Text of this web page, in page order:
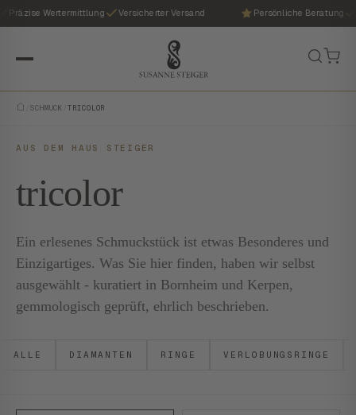
Präzise Wertermittlung Versicherter Versand Persönliche Beratung
SCHMUCK /TRICOLOR
AUS DEM HAUS STEIGER
tricolor
Ein erlesenes Schmuckstück ist etwas Besonderes und
Einzigartiges. Was Sie hier finden, haben wir selbst
ausgewählt - kuratiert in Bornheim und Kerpen,
gemmologisch geprüft, ehrlich beschrieben.
ALLE DIAMANTEN RINGE VERLOBUNGSRINGE